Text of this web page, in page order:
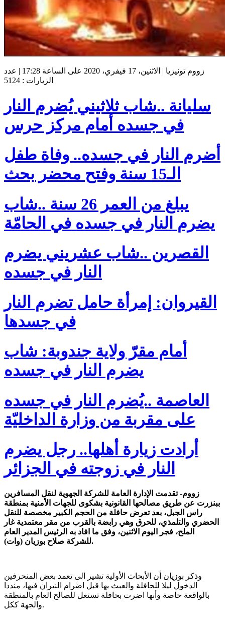
زووم تونيزيا | الاثنين، 17 فيفري، 2020 على الساعة 17:28 | عدد
الزيارات : 5124
سليانة ..شاب ثلاثيني يُضرم النار
في جسده أمام مركز حرس
أضرم النار في جسده.. وفاة طفل
الـ15 سنة وفتح محضر بحث
يبلغ من العمر 26 سنة ..شاب
يضرم النار في جسده في الحامّة
القصرين ..شاب عشريني يضرم
النار في جسده
القيروان: إمرأة حامل تضرم النار
في جسدها
أمام مقرّ ولاية جندوبة: شاب
يضرم النار في جسده
العاصمة ..يُضرم النار في جسده
على مقربة من وزارة الداخليّة
أرادت زيارة أهلها.. رجل يضرم
النار في زوجته في الجزائر
زووم- تقدمت الإدارة العامة للشركة الجهوية لنقل المسافرين
ببنزرت عن طريق مصالحها القانونية بشكوى للجهات الأمنية بمنطقة
راس الجبل، بعد تعرض حافلة من الحجم الكبير مخصصة للنقل
الحضري والتلمذي، للحرق وهي رابضة بالقرب من مقر معتمدية غار
الملح، فجر اليوم الاثنين، وفق ما افاد به الرئيس المدير العام
للشركة صلاح بوزيان (وات).
وذكر بوزيان أن الأبحاث الأولية تشير الى تعمد بعض المنحرفين
الدخول ليلا للحافلة والعبث بها قبل اضرام النيران فيها، منددا
بالواقعة خاصة وأنها اضرت بحافلة تستغل للصالح العام بالمنطقة
والجهة ككل.